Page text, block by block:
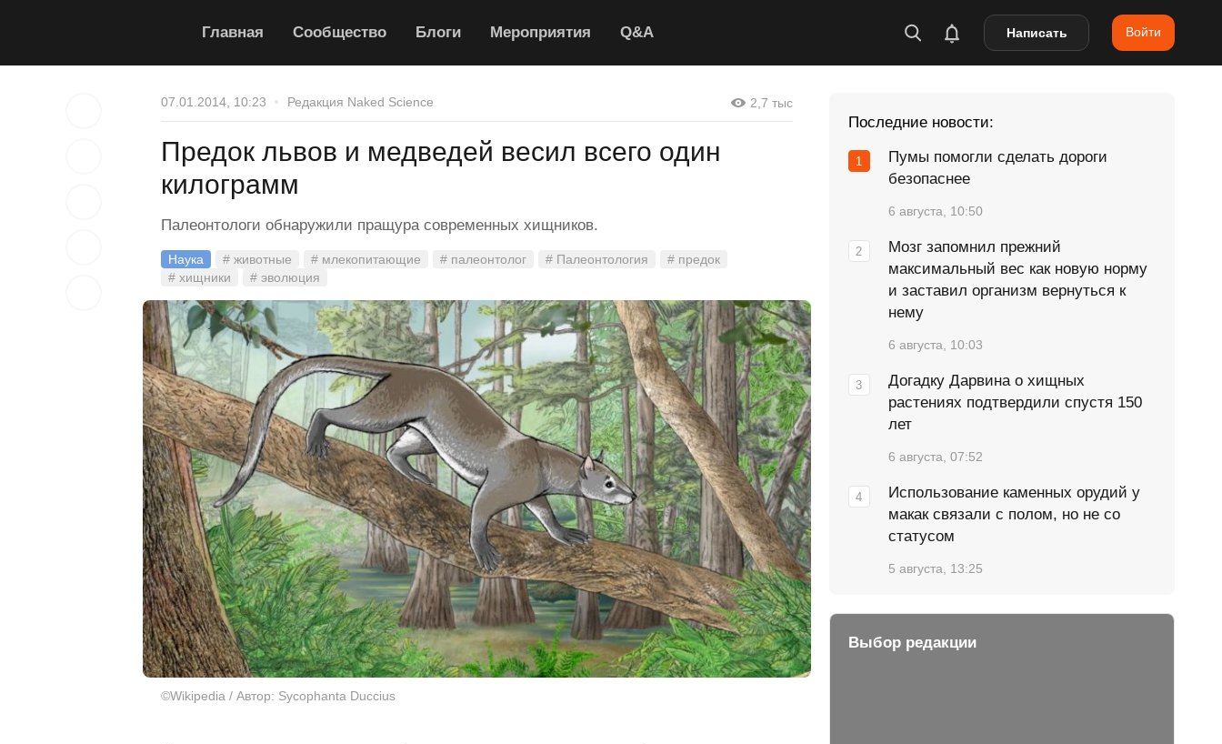
Главная Сообщество Блоги Мероприятия Q&A Написать Войти
07.01.2014, 10:23 Редакция Naked Science 2,7 тыс
Предок львов и медведей весил всего один
килограмм
Палеонтологи обнаружили пращура современных хищников.
Наука # животные # млекопитающие # палеонтолог # Палеонтология
# предок
# хищники
# эволюция
©Wikipedia / Автор: Sycophanta Duccius
Последние новости:
Пумы помогли сделать дороги
безопаснее
6 августа, 10:50
Мозг запомнил прежний
максимальный вес как новую норму
и заставил организм вернуться к
нему
6 августа, 10:03
Догадку Дарвина о хищных
растениях подтвердили спустя 150
лет
6 августа, 07:52
Использование каменных орудий у
макак связали с полом, но не со
статусом
5 августа, 13:25
Выбор редакции